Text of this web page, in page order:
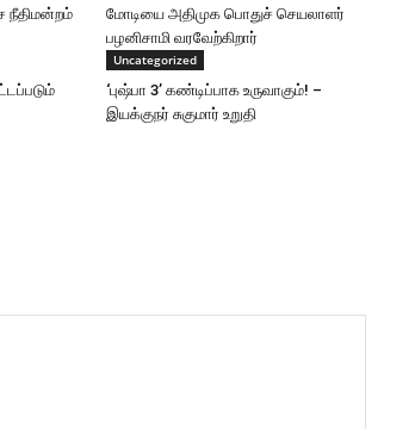
நீதிமன்றம்
மோடியை அதிமுக பொதுச் செயலாளர்
பழனிசாமி வரவேற்கிறார்
Uncategorized
‘புஷ்பா 3’ கண்டிப்பாக உருவாகும்! –
இயக்குநர் சுகுமார் உறுதி